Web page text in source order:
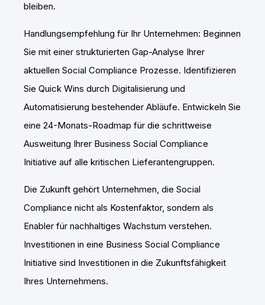
bleiben.
Handlungsempfehlung für Ihr Unternehmen: Beginnen
Sie mit einer strukturierten Gap-Analyse Ihrer
aktuellen Social Compliance Prozesse. Identifizieren
Sie Quick Wins durch Digitalisierung und
Automatisierung bestehender Abläufe. Entwickeln Sie
eine 24-Monats-Roadmap für die schrittweise
Ausweitung Ihrer Business Social Compliance
Initiative auf alle kritischen Lieferantengruppen.
Die Zukunft gehört Unternehmen, die Social
Compliance nicht als Kostenfaktor, sondern als
Enabler für nachhaltiges Wachstum verstehen.
Investitionen in eine Business Social Compliance
Initiative sind Investitionen in die Zukunftsfähigkeit
Ihres Unternehmens.